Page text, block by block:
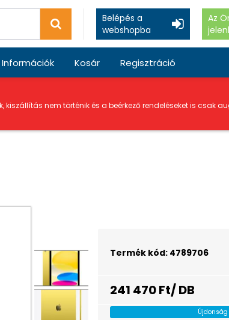
Belépés a
webshopba
Az
Információk Kosár Regisztráció
kiszállítás nem történik és a beérkező rendeléseket is csak
Termék kód: 4789706
241 470 Ft/ DB
Újdonság